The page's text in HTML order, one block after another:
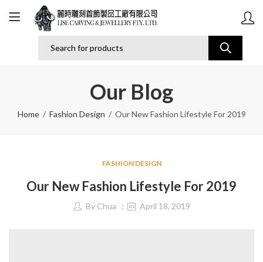
Our Blog
Home Fashion Design Our New Fashion Lifestyle For 2019
FASHION DESIGN
Our New Fashion Lifestyle For 2019
By Chua April 18, 2019